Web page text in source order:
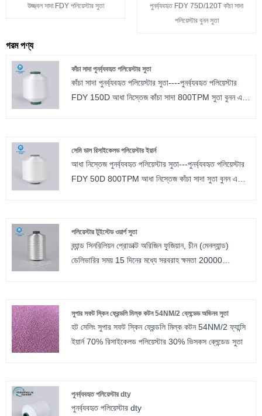
উজ্জ্বল সাদা FDY পলিয়েস্টার সুতা
পুনর্ব্যবহৃত FDY 75D/120T কাঁচা সাদা
পলিয়েস্টার বুনন সুতা
গরম পণ্য
কাঁচা সাদা পুনর্ব্যবহৃত পলিয়েস্টার সুতা
কাঁচা সাদা পুনর্ব্যবহৃত পলিয়েস্টার সুতা----পুনর্ব্যবহৃত পলিয়েস্টার
FDY 150D আধা নিস্তেজ কাঁচা সাদা 800TPM সুতা বুনন এবং
এবং ট্রাইলোবাল উজ্জ্বল রয়েছে। টুইস্ট নম্বর হল 0TPM থেকে
1000TPM। আমরা ছোট অর্ডার গ্রহণ করি এবং বিনামূল্যে নমুনা
সেমি ডাল রিসাইকেলড পলিয়েস্টার ইয়ার্ন
আধা নিস্তেজ পুনর্ব্যবহৃত পলিয়েস্টার সুতা---পুনর্ব্যবহৃত পলিয়েস্টার
FDY 50D 800TPM আধা নিস্তেজ কাঁচা সাদা সুতা বুনন এবং
উজ্জ্বল এবং ট্রাইলোবাল উজ্জ্বল রয়েছে। টুইস্ট নম্বর হল 0TPM
থেকে 1000TPM। আমরা ছোট অর্ডার গ্রহণ করি এবং বিনামূল্যে
পলিয়েস্টার টুইস্টেড ওয়ার্প সুতা
ব্র্যান্ড সিনরিলিয়ন প্রোডাক্ট অরিজিন ফুজিয়ান, চীন (মেনল্যান্ড)
ডেলিভারির সময় 15 দিনের মধ্যে সরবরাহ ক্ষমতা 20000
স্পেসিফিকেশন আছে. আপনার বেছে নেওয়ার জন্য আমাদের কাছে
আধা নিস্তেজ, সম্পূর্ণ নিস্তেজ, উজ্জ্বল এবং ট্রাইলোবাল উজ্জ্বল
রয়েছে। টুইস্ট নম্বর 80TPM থেকে 1000TPM পর্যন্ত। আমরা
সুপার সফট স্কিন ফ্রেন্ডলি মিল্ক কটন 54NM/2 ব্লেন্ডেড অভিনব সুতা
হট সেলিং সুপার সফট স্কিন ফ্রেন্ডলি মিল্ক কটন 54NM/2 ফ্যান্সি
ইয়ার্ন 70% রিসাইকেলড পলিয়েস্টার 30% ভিসকস ব্লেন্ডেড সুতা
পুনর্ব্যবহৃত পলিয়েস্টার dty
পুনর্ব্যবহৃত পলিয়েস্টার dty